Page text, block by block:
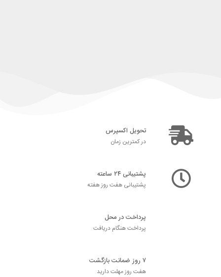
تحویل اکسپرس
در کمترین زمان
پشتیبانی ۲۴ ساعته
پشتیبانی هفت روز هفته
پرداخت در محل
پرداخت هنگام دریافت
هفت روز مهلت دارید